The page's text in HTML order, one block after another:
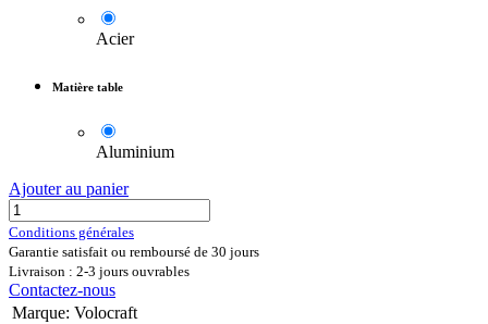
Acier
Matière table
Aluminium
Ajouter au panier
Conditions générales
Garantie satisfait ou remboursé de 30 jours
Livraison : 2-3 jours ouvrables
Contactez-nous
Marque: Volocraft